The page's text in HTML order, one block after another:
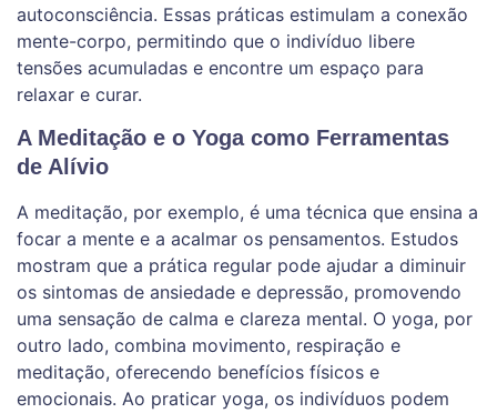
autoconsciência. Essas práticas estimulam a conexão
mente-corpo, permitindo que o indivíduo libere
tensões acumuladas e encontre um espaço para
relaxar e curar.
A Meditação e o Yoga como Ferramentas
de Alívio
A meditação, por exemplo, é uma técnica que ensina a
focar a mente e a acalmar os pensamentos. Estudos
mostram que a prática regular pode ajudar a diminuir
os sintomas de ansiedade e depressão, promovendo
uma sensação de calma e clareza mental. O yoga, por
outro lado, combina movimento, respiração e
meditação, oferecendo benefícios físicos e
emocionais. Ao praticar yoga, os indivíduos podem